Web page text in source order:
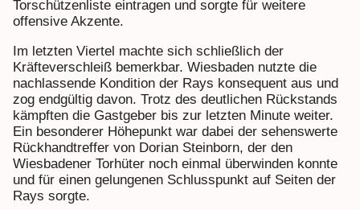
Torschützenliste eintragen und sorgte für weitere
offensive Akzente.
Im letzten Viertel machte sich schließlich der
Kräfteverschleiß bemerkbar. Wiesbaden nutzte die
nachlassende Kondition der Rays konsequent aus und
zog endgültig davon. Trotz des deutlichen Rückstands
kämpften die Gastgeber bis zur letzten Minute weiter.
Ein besonderer Höhepunkt war dabei der sehenswerte
Rückhandtreffer von Dorian Steinborn, der den
Wiesbadener Torhüter noch einmal überwinden konnte
und für einen gelungenen Schlusspunkt auf Seiten der
Rays sorgte.